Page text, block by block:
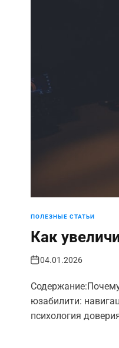
ПОЛЕЗНЫЕ СТАТЬИ
Как
04.01.2026
юзабилити:
психология